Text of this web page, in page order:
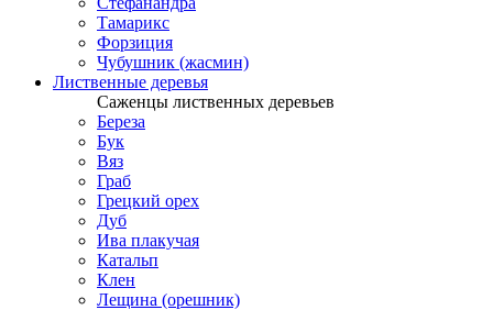
Тамарикс
Форзиция
Чубушник (жасмин)
Лиственные деревья
Саженцы лиственных деревьев
Береза
Бук
Вяз
Граб
Грецкий орех
Дуб
Ива плакучая
Катальп
Клен
Лещина (орешник)